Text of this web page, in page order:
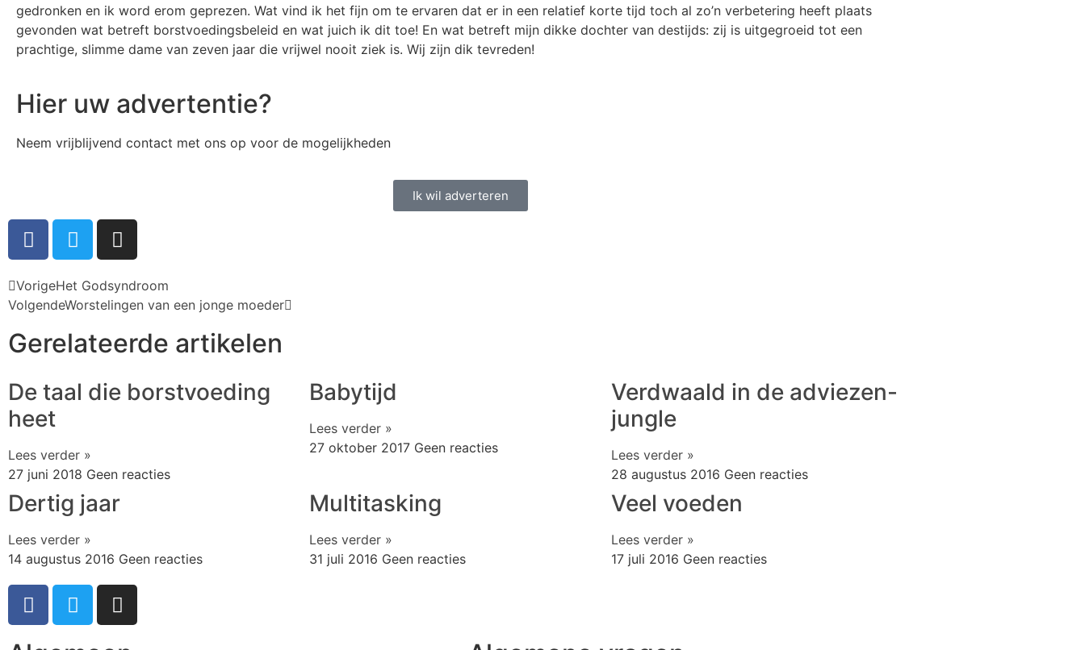
gedronken en ik word erom geprezen. Wat vind ik het fijn om te ervaren dat er in een relatief korte tijd toch al zo’n verbetering heeft plaats
gevonden wat betreft borstvoedingsbeleid en wat juich ik dit toe! En wat betreft mijn dikke dochter van destijds: zij is uitgegroeid tot een
prachtige, slimme dame van zeven jaar die vrijwel nooit ziek is. Wij zijn dik tevreden!
Hier uw advertentie?
Neem vrijblijvend contact met ons op voor de mogelijkheden
Ik wil adverteren
VorigeHet Godsyndroom
VolgendeWorstelingen van een jonge moeder
Gerelateerde artikelen
De taal die borstvoeding
heet
Lees verder »
27 juni 2018 Geen reacties
Babytijd
Lees verder »
27 oktober 2017 Geen reacties
Verdwaald in de adviezen-
jungle
Lees verder »
28 augustus 2016 Geen reacties
Dertig jaar
Lees verder »
14 augustus 2016 Geen reacties
Multitasking
Lees verder »
31 juli 2016 Geen reacties
Veel voeden
Lees verder »
17 juli 2016 Geen reacties